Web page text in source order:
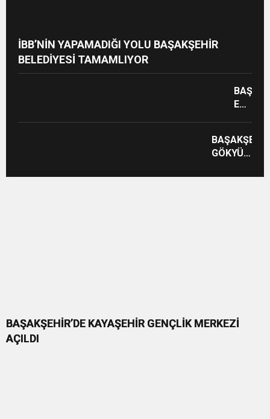
İBB’NİN YAPAMADIĞI YOLU BAŞAKŞEHİR
BELEDİYESİ TAMAMLIYOR
EN
YAŞAM
GÖKYÜZÜ
RENKLENDİ!
BAŞAKŞEHİR’DE KAYAŞEHİR GENÇLİK MERKEZİ
AÇILDI